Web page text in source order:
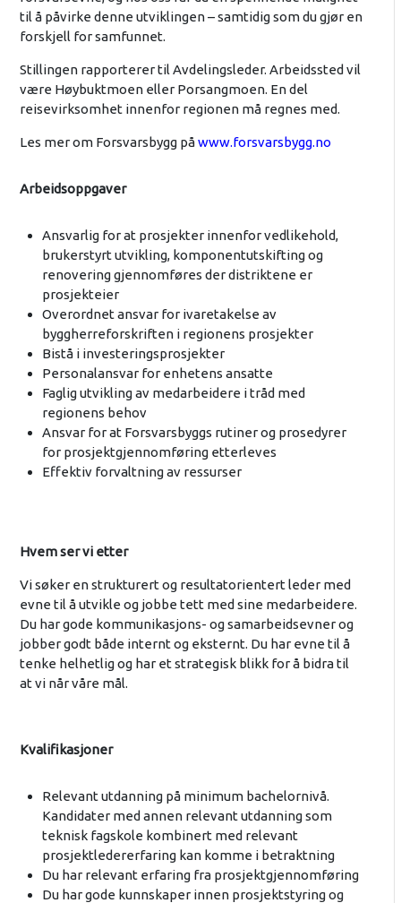
til å påvirke denne utviklingen – samtidig som du gjør en
forskjell for samfunnet.
Stillingen rapporterer til Avdelingsleder. Arbeidssted vil
være Høybuktmoen eller Porsangmoen. En del
reisevirksomhet innenfor regionen må regnes med.
Les mer om Forsvarsbygg påwww.forsvarsbygg.no
Arbeidsoppgaver
Ansvarlig for at prosjekter innenfor vedlikehold,
brukerstyrt utvikling, komponentutskifting og
renovering gjennomføres der distriktene er
prosjekteier
Overordnet ansvar for ivaretakelse av
byggherreforskriften i regionens prosjekter
Bistå i investeringsprosjekter
Personalansvar for enhetens ansatte
Faglig utvikling av medarbeidere i tråd med
regionens behov
Ansvar for at Forsvarsbyggs rutiner og prosedyrer
for prosjektgjennomføring etterleves
Effektiv forvaltning av ressurser
Hvem ser vi etter
Vi søker en strukturert og resultatorientert leder med
evne til å utvikle og jobbe tett med sine medarbeidere.
Du har gode kommunikasjons- og samarbeidsevner og
jobber godt både internt og eksternt. Du har evne til å
tenke helhetlig og har et strategisk blikk for å bidra til
at vi når våre mål.
Kvalifikasjoner
Relevant utdanning på minimum bachelornivå.
Kandidater med annen relevant utdanning som
teknisk fagskole kombinert med relevant
prosjektledererfaring kan komme i betraktning
Du har relevant erfaring fra prosjektgjennomføring
Du har gode kunnskaper innen prosjektstyring og